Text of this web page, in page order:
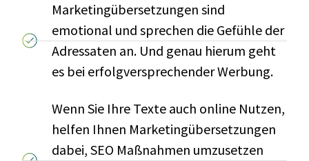
Marketingübersetzungen sind
emotional und sprechen die Gefühle der
Adressaten an. Und genau hierum geht
es bei erfolgversprechender Werbung.
Wenn Sie Ihre Texte auch online Nutzen,
helfen Ihnen Marketingübersetzungen
dabei, SEO Maßnahmen umzusetzen